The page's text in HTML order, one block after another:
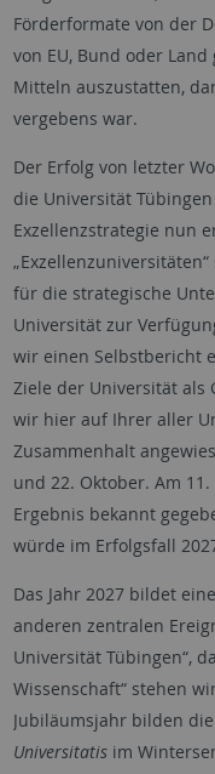
Förderformate von der
von EU, Bund oder
Mitteln auszustatten,
vergebens war.
Der Erfolg von letzter
die Universität
Exzellenzstrategie nun
für die strategische
Universität zur
wir einen Selbstbericht
Ziele der Universität als
wir hier auf Ihrer aller
Zusammenhalt
und 22. Oktober. Am
Ergebnis bekannt
würde im Erfolgsfall
Das Jahr 2027 bildet
anderen zentralen
Universität Tübingen“,
Wissenschaft“ stehen
Jubiläumsjahr bilden
Universitatisim